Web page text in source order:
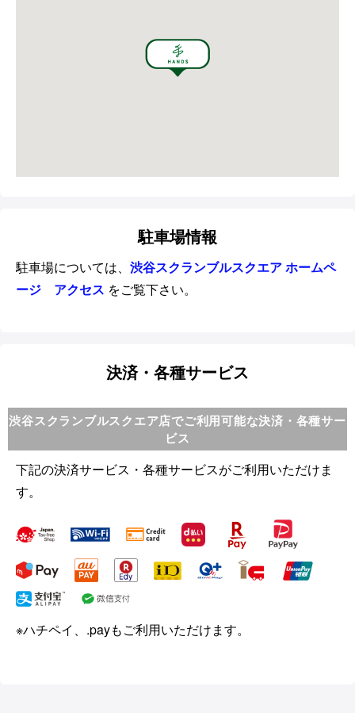
駐車場情報
駐車場については、 渋谷スクランブルスクエア ホームペ
ージ アクセス をご覧下さい。
決済・各種サービス
渋谷スクランブルスクエア店でご利用可能な決済・各種サー
ビス
下記の決済サービス・各種サービスがご利用いただけま
す。
※ハチペイ、.payもご利用いただけます。